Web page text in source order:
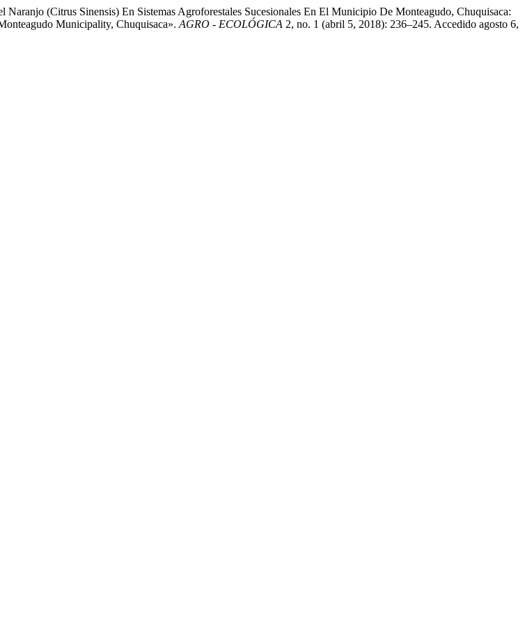
(Citrus Sinensis) En Sistemas Agroforestales Sucesionales En El Municipio De Monteagudo, Chuquisaca:
Municipality, Chuquisaca». AGRO - ECOLÓGICA 2, no. 1 (abril 5, 2018): 236–245. Accedido agosto 6,